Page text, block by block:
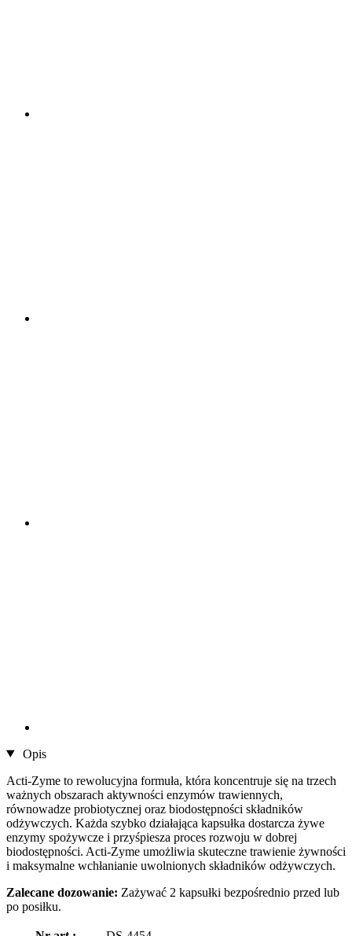
Opis
Acti-Zyme to rewolucyjna formuła, która koncentruje się na trzech
ważnych obszarach aktywności enzymów trawiennych,
równowadze probiotycznej oraz biodostępności składników
odżywczych. Każda szybko działająca kapsułka dostarcza żywe
enzymy spożywcze i przyśpiesza proces rozwoju w dobrej
biodostępności. Acti-Zyme umożliwia skuteczne trawienie żywności
i maksymalne wchłanianie uwolnionych składników odżywczych.
Zalecane dozowanie: Zażywać 2 kapsułki bezpośrednio przed lub
po posiłku.